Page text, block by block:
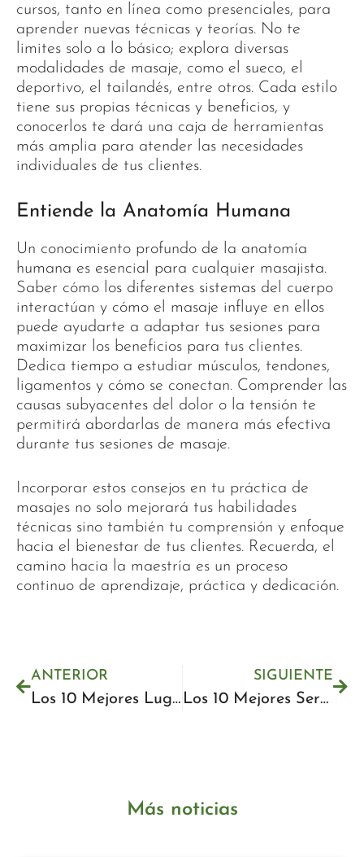
cursos, tanto en línea como presenciales, para
aprender nuevas técnicas y teorías. No te
limites solo a lo básico; explora diversas
modalidades de masaje, como el sueco, el
deportivo, el tailandés, entre otros. Cada estilo
tiene sus propias técnicas y beneficios, y
conocerlos te dará una caja de herramientas
más amplia para atender las necesidades
individuales de tus clientes.
Entiende la Anatomía Humana
Un conocimiento profundo de la anatomía
humana es esencial para cualquier masajista.
Saber cómo los diferentes sistemas del cuerpo
interactúan y cómo el masaje influye en ellos
puede ayudarte a adaptar tus sesiones para
maximizar los beneficios para tus clientes.
Dedica tiempo a estudiar músculos, tendones,
ligamentos y cómo se conectan. Comprender las
causas subyacentes del dolor o la tensión te
permitirá abordarlas de manera más efectiva
durante tus sesiones de masaje.
Incorporar estos consejos en tu práctica de
masajes no solo mejorará tus habilidades
técnicas sino también tu comprensión y enfoque
hacia el bienestar de tus clientes. Recuerda, el
camino hacia la maestría es un proceso
continuo de aprendizaje, práctica y dedicación.
ANTERIOR
Los 10 Mejores Lugares para un Masaje Facial en Málaga – 2025
SIGUIENTE
Los 10 Mejores Servicios de Limpieza de Cara en Málaga – Encuentra Tu Ideal
Más noticias